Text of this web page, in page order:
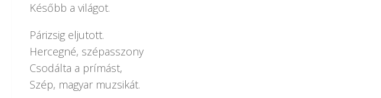
Később a világot.
Párizsig eljutott.
Hercegné, szépasszony
Csodálta a prímást,
Szép, magyar muzsikát.